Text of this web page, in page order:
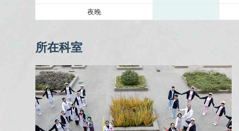
夜晚
所在科室